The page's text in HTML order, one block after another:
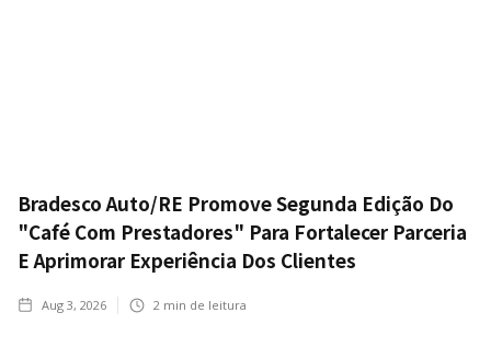
Bradesco Auto/RE Promove Segunda Edição Do
"Café Com Prestadores" Para Fortalecer Parceria
E Aprimorar Experiência Dos Clientes
Aug 3, 2026 2 min de leitura